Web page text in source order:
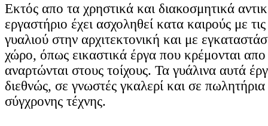
Εκτός απο τα χρηστικά και διακοσμητικά
εργαστήριο έχει ασχοληθεί κατα καιρούς με
γυαλιού στην αρχιτεκτονική και με
χώρο, όπως εικαστικά έργα που κρέμονται
αναρτώνται στους τοίχους. Τα γυάλινα αυτά
διεθνώς, σε γνωστές γκαλερί και σε
σύγχρονης τέχνης.